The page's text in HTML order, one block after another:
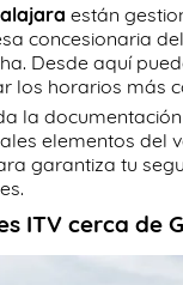
están
concesionaria
Desde aquí
los horarios más
la
elementos del
garantiza tu
ITV cerca de